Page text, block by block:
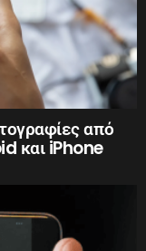
από
και iPhone